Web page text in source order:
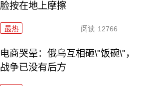
脸按在地上摩擦
最热 阅读 12766
电商哭晕：俄乌互相砸\"饭碗\"，
战争已没有后方